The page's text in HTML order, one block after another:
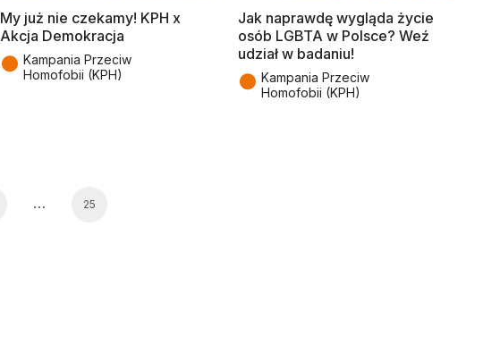
My już nie czekamy! KPH x
Akcja Demokracja
● Kampania Przeciw
Homofobii (KPH)
Jak naprawdę wygląda życie
osób LGBTA w Polsce? Weź
udział w badaniu!
● Kampania Przeciw
Homofobii (KPH)
… 25